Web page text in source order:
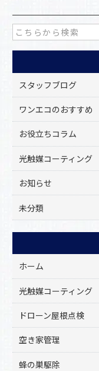
e
b
o
o
k
スタッフブログ
ワンエコのおすすめ
お役立ちコラム
光触媒コーティング
お知らせ
未分類
ホーム
光触媒コーティング
ドローン屋根点検
空き家管理
蜂の巣駆除